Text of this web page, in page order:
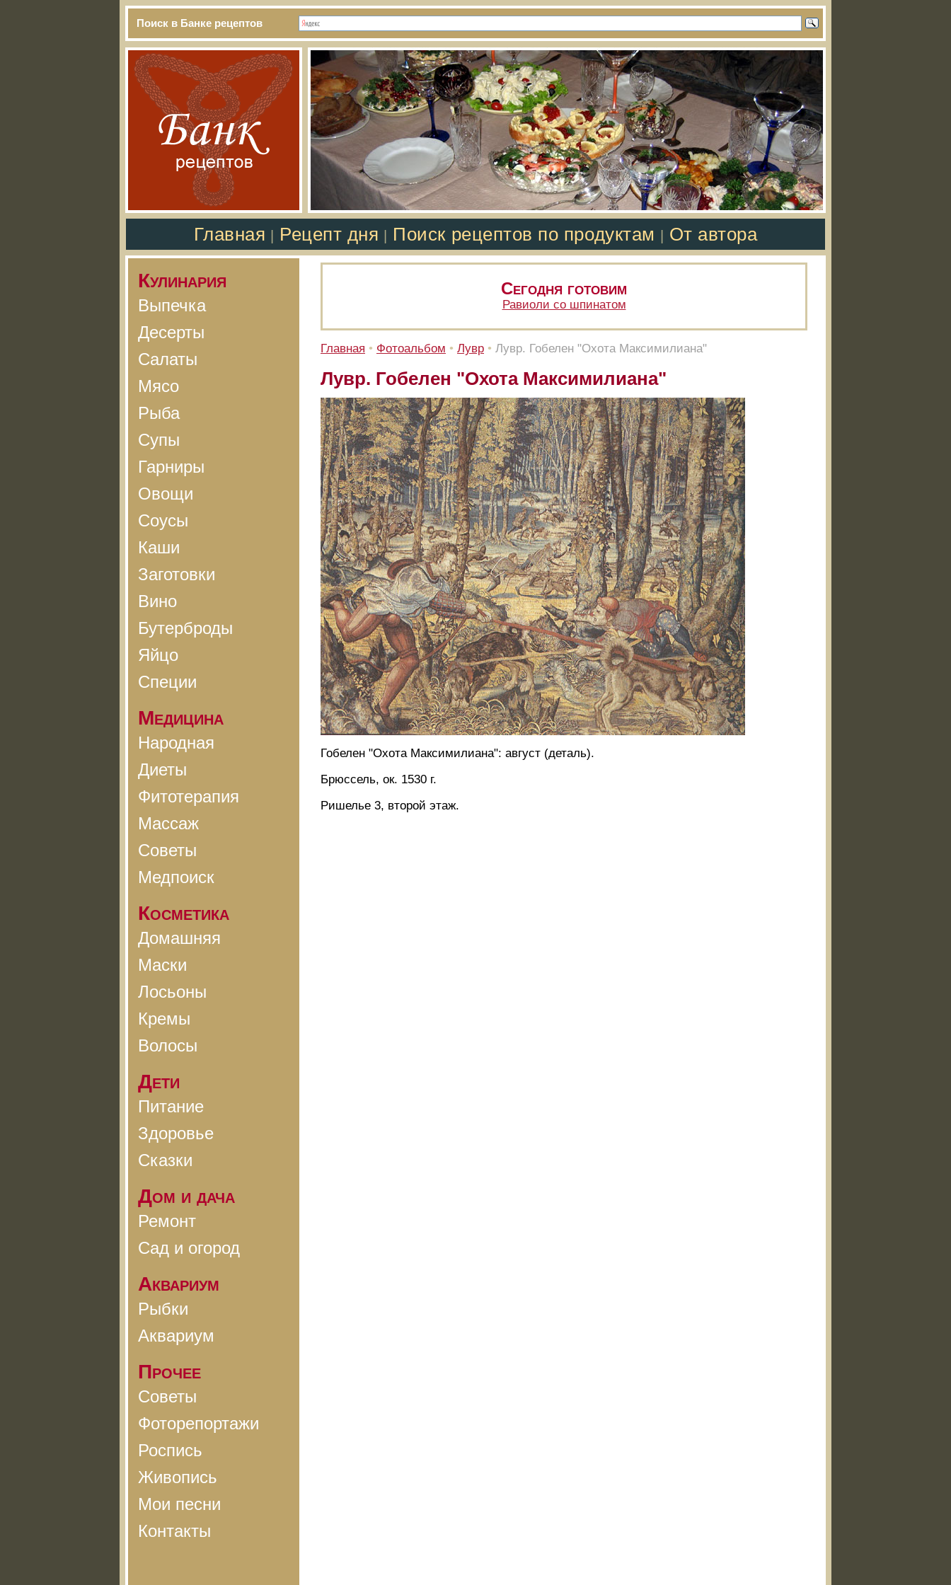
Поиск в Банке рецептов
Главная Рецепт дня Поиск рецептов по продуктам От автора
Кулинария
Выпечка
Десерты
Салаты
Мясо
Рыба
Супы
Гарниры
Овощи
Соусы
Каши
Заготовки
Вино
Бутерброды
Яйцо
Специи
Медицина
Народная
Диеты
Фитотерапия
Массаж
Советы
Медпоиск
Косметика
Домашняя
Маски
Лосьоны
Кремы
Волосы
Дети
Питание
Здоровье
Сказки
Дом и дача
Ремонт
Сад и огород
Аквариум
Рыбки
Аквариум
Прочее
Советы
Фоторепортажи
Роспись
Живопись
Мои песни
Контакты
Сегодня готовим
Равиоли со шпинатом
Главная • Фотоальбом • Лувр • Лувр. Гобелен "Охота Максимилиана"
Лувр. Гобелен "Охота Максимилиана"
Гобелен "Охота Максимилиана": август (деталь).
Брюссель, ок. 1530 г.
Ришелье 3, второй этаж.